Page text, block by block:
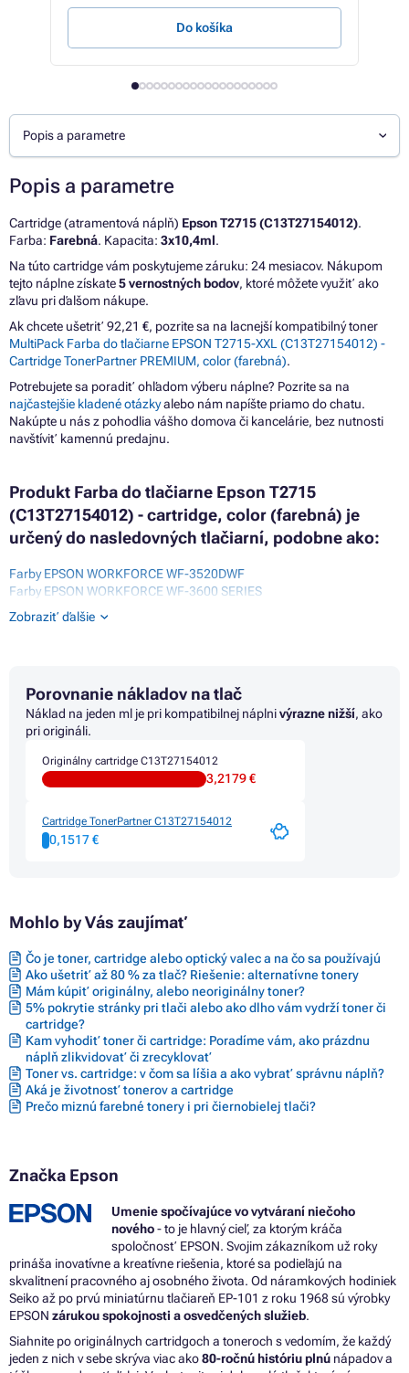
Do košíka
Popis a parametre
Popis a parametre
Cartridge (atramentová náplň) Epson T2715 (C13T27154012).
Farba: Farebná. Kapacita: 3x10,4ml.
Na túto cartridge vám poskytujeme záruku: 24 mesiacov. Nákupom
tejto náplne získate5 vernostných bodov, ktoré môžete využiť ako
zľavu pri ďalšom nákupe.
Ak chcete ušetriť 92,21 €, pozrite sa na lacnejší kompatibilný toner
MultiPack Farba do tlačiarne EPSON T2715-XXL (C13T27154012) -
Cartridge TonerPartner PREMIUM, color (farebná).
Potrebujete sa poradiť ohľadom výberu náplne? Pozrite sa na
najčastejšie kladené otázkyalebo nám napíšte priamo do chatu.
Nakúpte u nás z pohodlia vášho domova či kancelárie, bez nutnosti
navštíviť kamennú predajnu.
Produkt Farba do tlačiarne Epson T2715
(C13T27154012) - cartridge, color (farebná) je
určený do nasledovných tlačiarní, podobne ako:
Farby EPSON WORKFORCE WF-3520DWF
Farby EPSON WORKFORCE WF-3600 SERIES
Farby EPSON WORKFORCE WF-3620DWF
Farby EPSON WORKFORCE WF-3620WF
Farby EPSON WORKFORCE WF-7210DTW
Farby EPSON WORKFORCE WF-7600 SERIES
Farby EPSON WORKFORCE WF-7610DWF
Farby EPSON WORKFORCE WF-7620DTWF
Farby EPSON WORKFORCE WF-7700 SERIES
Farby EPSON WORKFORCE WF-7710DWF
Farby EPSON WORKFORCE WF-7715DWF
Farby EPSON WORKFORCE WF-7720DTWF
Zobraziť ďalšie
Porovnanie nákladov na tlač
Náklad na jeden ml je pri kompatibilnej náplnivýrazne nižší, ako
pri origináli.
Originálny cartridge C13T27154012
3,2179 €
Cartridge TonerPartner C13T27154012
0,1517 €
Mohlo by Vás zaujímať
Čo je toner, cartridge alebo optický valec a na čo sa používajú
Ako ušetriť až 80 % za tlač? Riešenie: alternatívne tonery
Mám kúpiť originálny, alebo neoriginálny toner?
5% pokrytie stránky pri tlači alebo ako dlho vám vydrží toner či
cartridge?
Kam vyhodiť toner či cartridge: Poradíme vám, ako prázdnu
náplň zlikvidovať či zrecyklovať
Toner vs. cartridge: v čom sa líšia a ako vybrať správnu náplň?
Aká je životnosť tonerov a cartridge
Prečo miznú farebné tonery i pri čiernobielej tlači?
Značka Epson
Umenie spočívajúce vo vytváraní niečoho
nového- to je hlavný cieľ, za ktorým kráča
spoločnosť EPSON. Svojim zákazníkom už roky
prináša inovatívne a kreatívne riešenia, ktoré sa podieľajú na
skvalitnení pracovného aj osobného života. Od náramkových hodiniek
Seiko až po prvú miniatúrnu tlačiareň EP-101 z roku 1968 sú výrobky
EPSON zárukou spokojnosti a osvedčených služieb.
Siahnite po originálnych cartridgoch a toneroch s vedomím, že každý
jeden z nich v sebe skrýva viac ako80-ročnú históriu plnú nápadov a